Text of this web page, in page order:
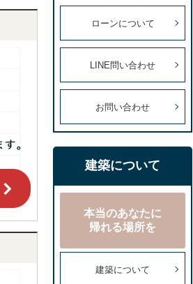
ローンについて
LINE問い合わせ
お問い合わせ
建築について
本当のあなたに
帰れる場所を
建築について